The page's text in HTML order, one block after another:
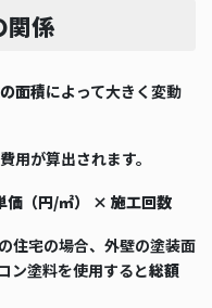
関係
面積によって大きく変動
用が算出されます。
価（円/㎡） × 施工回数
住宅の場合、外壁の塗装面
ン塗料を使用すると総額